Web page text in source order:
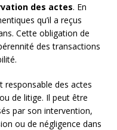
des actes. En
qu’il a reçus
Cette obligation de
des transactions
responsable des actes
de litige. Il peut être
par son intervention,
ou de négligence dans